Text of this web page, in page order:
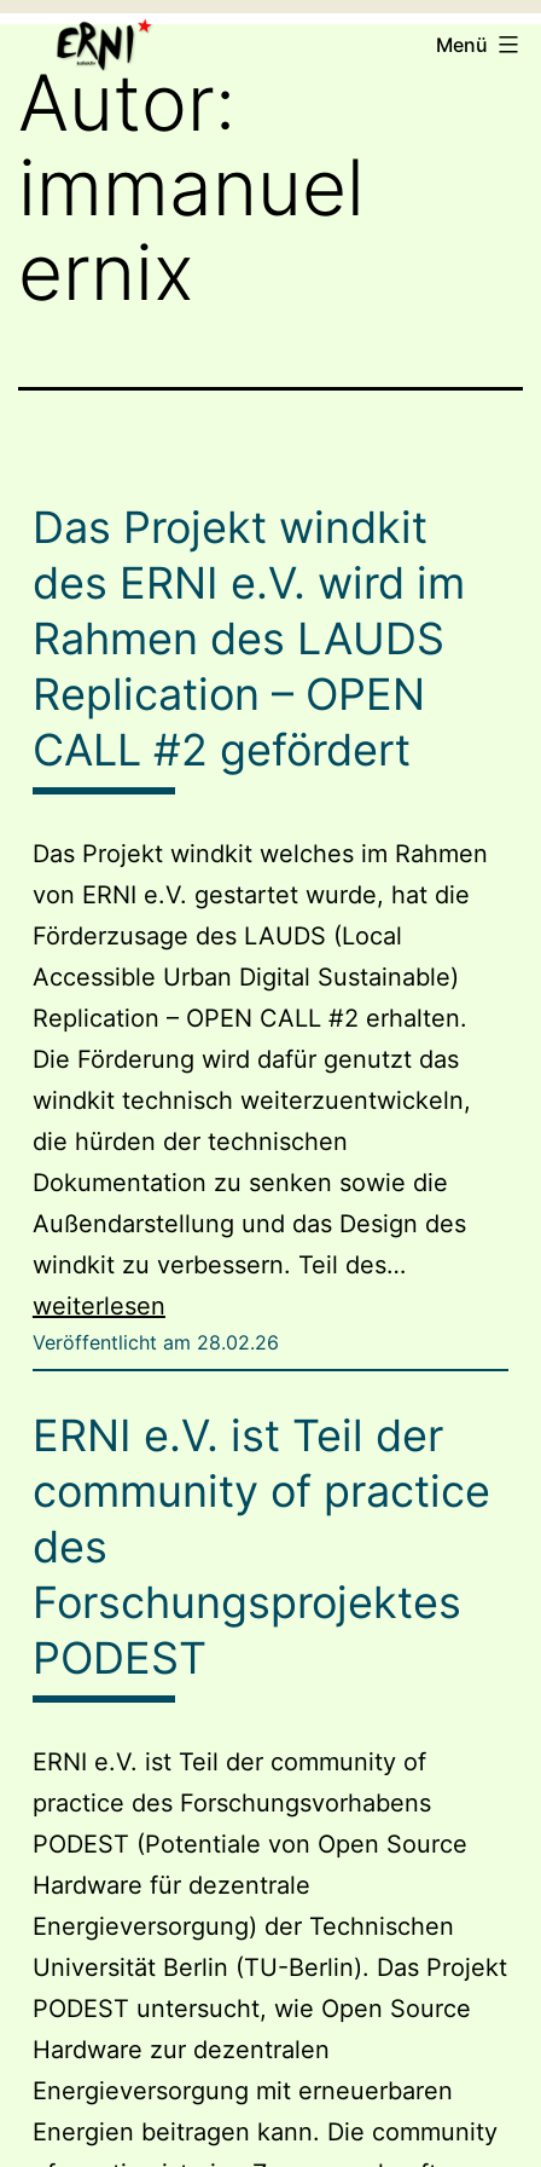
Zum
Inhalt
springen
ERNI
e.V.
Menü
Autor:
immanuel
ernix
Das Projekt windkit
des ERNI e.V. wird im
Rahmen des LAUDS
Replication – OPEN
CALL #2 gefördert
Das Projekt windkit welches im Rahmen
von ERNI e.V. gestartet wurde, hat die
Förderzusage des LAUDS (Local
Accessible Urban Digital Sustainable)
Replication – OPEN CALL #2 erhalten.
Die Förderung wird dafür genutzt das
windkit technisch weiterzuentwickeln,
die hürden der technischen
Dokumentation zu senken sowie die
Außendarstellung und das Design des
windkit zu verbessern. Teil des…Das
ERNI
e.V.
wird
Rahmen
–
OPEN
CALL
gefördert
weiterlesen
Veröffentlicht am 28.02.26
ERNI e.V. ist Teil der
community of practice
des
Forschungsprojektes
PODEST
ERNI e.V. ist Teil der community of
practice des Forschungsvorhabens
PODEST (Potentiale von Open Source
Hardware für dezentrale
Energieversorgung) der Technischen
Universität Berlin (TU-Berlin). Das Projekt
PODEST untersucht, wie Open Source
Hardware zur dezentralen
Energieversorgung mit erneuerbaren
Energien beitragen kann. Die community